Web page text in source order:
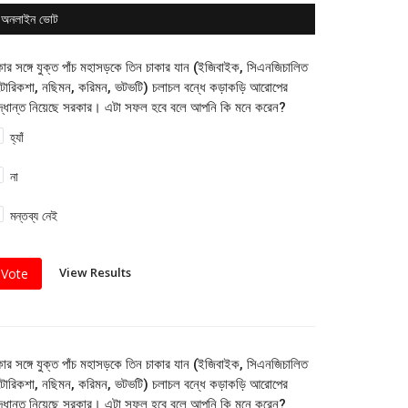
অনলাইন ভোট
সঙ্গে যুক্ত পাঁচ মহাসড়কে তিন চাকার যান (ইজিবাইক, সিএনজিচালিত
নছিমন, করিমন, ভটভটি) চলাচল বন্ধে কড়াকড়ি আরোপের
নিয়েছে সরকার। এটা সফল হবে বলে আপনি কি মনে করেন?
হ্যাঁ
না
মন্তব্য নেই
Vote View Results
সঙ্গে যুক্ত পাঁচ মহাসড়কে তিন চাকার যান (ইজিবাইক, সিএনজিচালিত
নছিমন, করিমন, ভটভটি) চলাচল বন্ধে কড়াকড়ি আরোপের
নিয়েছে সরকার। এটা সফল হবে বলে আপনি কি মনে করেন?